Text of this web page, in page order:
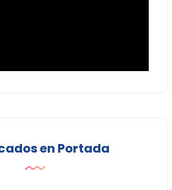
en Portada